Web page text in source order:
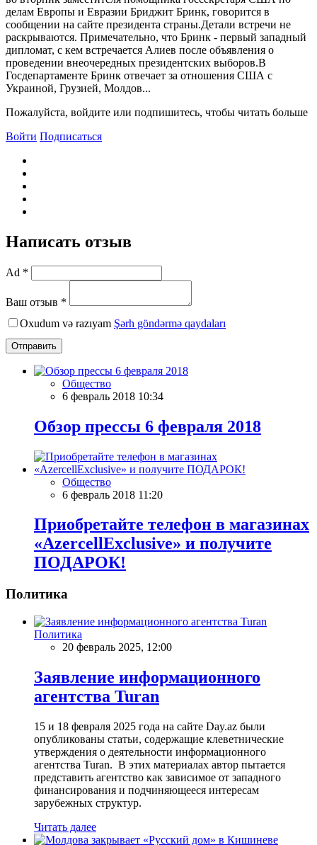
делам Европы и Евразии Бриджит Бринк, говорится в
сообщении на сайте президента страны.Детали встречи не
раскрываются. Примечательно, что Бринк - первый западный
дипломат, с кем встречается Алиев после объявления о
проведении внеочередных президентских выборов.B
Госдепартаменте Бринк отвечает за отношения США с
Украиной, Грузией, Молдов...
Пожалуйста, войдите или подпишитесь, чтобы читать больше
Войти Подписаться
Написать отзыв
Ad *
Ваш отзыв *
Oxudum və razıyam Şərh göndərmə qaydaları
Отправить
Общество
6 февраль 2018 10:34
Обзор прессы 6 февраля 2018
Общество
6 февраль 2018 11:20
Приобретайте телефон в магазинах
«AzercellExclusive» и получите
ПОДАРОК!
Политика
Политика
20 февраль 2025, 12:00
Заявление информационного
агентства Turan
15 и 18 февраля 2025 года на сайте Day.az были
опубликованы статьи, содержащие клеветнические
утверждения о деятельности информационного
агентства Turan. В этих материалах автор пытается
представить агентство как зависимое от западного
финансирования и подчиняющееся интересам
зарубежных структур.
Читать далее